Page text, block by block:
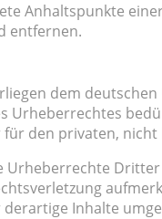
Anhaltspunkte
entfernen.
dem
Urheberrechtes
den privaten,
Inhalte